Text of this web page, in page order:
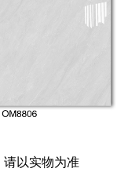
以实物为准